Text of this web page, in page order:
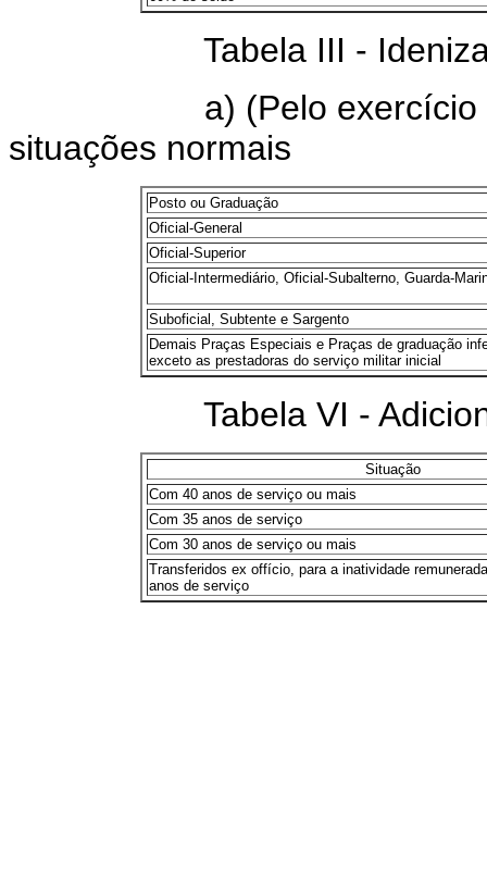
Tabela III - Idenização
a) (Pelo exercício do
situações normais
Posto ou Graduação
Oficial-General
Oficial-Superior
Oficial-Intermediário, Oficial-Subalterno, Guarda-
Suboficial, Subtente e Sargento
Demais Praças Especiais e Praças de graduação
exceto as prestadoras do serviço militar inicial
Tabela VI - Adicional
Situação
Com 40 anos de serviço ou mais
Com 35 anos de serviço
Com 30 anos de serviço ou mais
Transferidos ex offício, para a inatividade
anos de serviço